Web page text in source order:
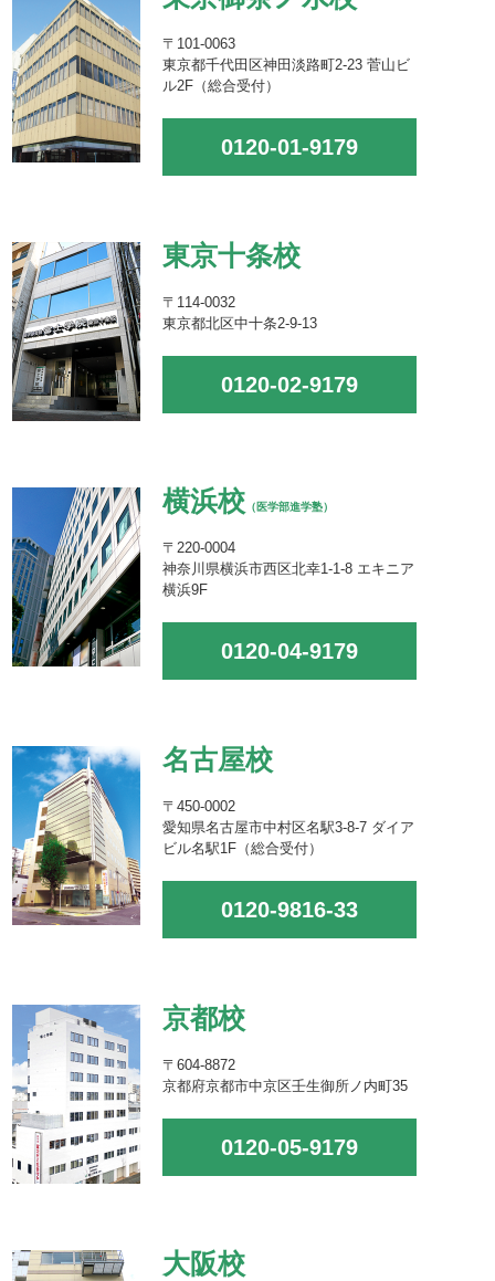
〒101-0063
東京都千代田区神田淡路町2-23 菅山ビ
ル2F（総合受付）
0120-01-9179
東京十条校
〒114-0032
東京都北区中十条2-9-13
0120-02-9179
横浜校 （医学部進学塾）
〒220-0004
神奈川県横浜市西区北幸1-1-8 エキニア
横浜9F
0120-04-9179
名古屋校
〒450-0002
愛知県名古屋市中村区名駅3-8-7 ダイア
ビル名駅1F（総合受付）
0120-9816-33
京都校
〒604-8872
京都府京都市中京区壬生御所ノ内町35
0120-05-9179
大阪校